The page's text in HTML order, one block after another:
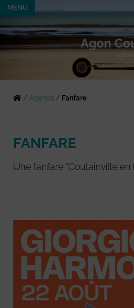
MENU
/Agenda / Fanfare
FANFARE
Une fanfare "Coutainville en